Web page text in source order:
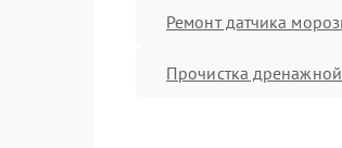
Ремонт датчика
Прочистка